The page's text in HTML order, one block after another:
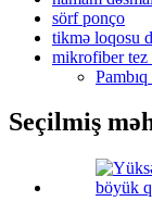
sörf ponço
tikmə loqosu
mikrofiber tez
Seçilmiş